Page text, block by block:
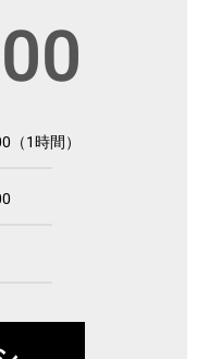
（1時間）